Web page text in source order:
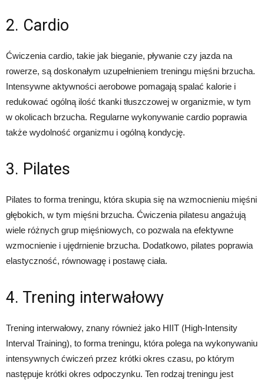
2. Cardio
Ćwiczenia cardio, takie jak bieganie, pływanie czy jazda na
rowerze, są doskonałym uzupełnieniem treningu mięśni brzucha.
Intensywne aktywności aerobowe pomagają spalać kalorie i
redukować ogólną ilość tkanki tłuszczowej w organizmie, w tym
w okolicach brzucha. Regularne wykonywanie cardio poprawia
także wydolność organizmu i ogólną kondycję.
3. Pilates
Pilates to forma treningu, która skupia się na wzmocnieniu mięśni
głębokich, w tym mięśni brzucha. Ćwiczenia pilatesu angażują
wiele różnych grup mięśniowych, co pozwala na efektywne
wzmocnienie i ujędrnienie brzucha. Dodatkowo, pilates poprawia
elastyczność, równowagę i postawę ciała.
4. Trening interwałowy
Trening interwałowy, znany również jako HIIT (High-Intensity
Interval Training), to forma treningu, która polega na wykonywaniu
intensywnych ćwiczeń przez krótki okres czasu, po którym
następuje krótki okres odpoczynku. Ten rodzaj treningu jest